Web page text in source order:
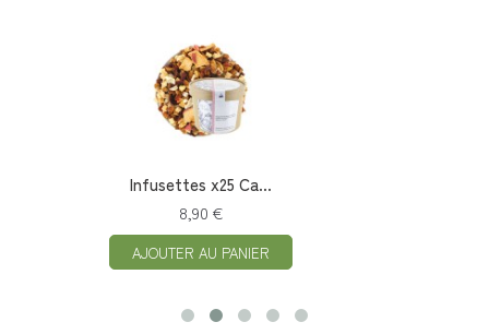
Infusettes x25 Ca...
AJOUTER AU PANIER